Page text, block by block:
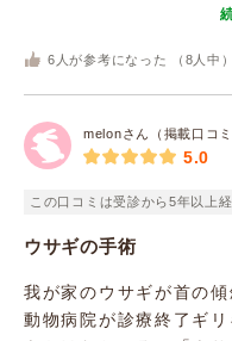
6 人が参考になった （ 8 人中）
melonさん（掲載口コ
5.0
この口コミは受診から5年以上
ウサギの手術
我が家のウサギが首の
動物病院が診療終了ギ